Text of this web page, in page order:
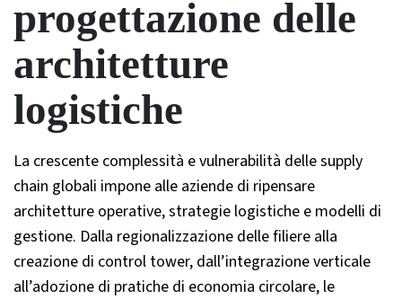
progettazione delle
architetture
logistiche
La crescente complessità e vulnerabilità delle supply
chain globali impone alle aziende di ripensare
architetture operative, strategie logistiche e modelli di
gestione. Dalla regionalizzazione delle filiere alla
creazione di control tower, dall’integrazione verticale
all’adozione di pratiche di economia circolare, le